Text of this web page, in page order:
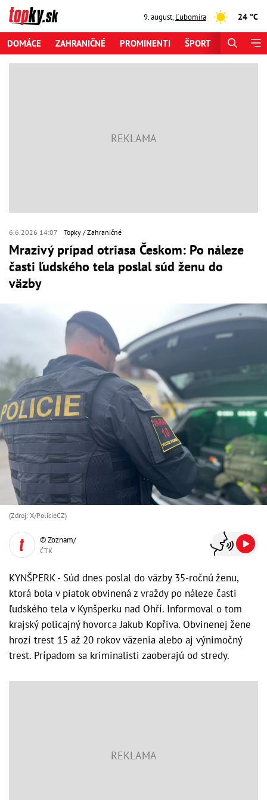
9. august,Ľubomíra 24 °C
DOMÁCE ZAHRANIČNÉ PROMINENTI ŠPORT
6.6.2026 14:07 Topky Zahraničné
Mrazivý prípad otriasa Českom: Po náleze
časti ľudského tela poslal súd ženu do
väzby
(Zdroj: X/PolicieCZ)
© Zoznam/
ČTK
KYNŠPERK - Súd dnes poslal do väzby 35-ročnú ženu,
ktorá bola v piatok obvinená z vraždy po náleze časti
ľudského tela v Kynšperku nad Ohří. Informoval o tom
krajský policajný hovorca Jakub Kopřiva. Obvinenej žene
hrozí trest 15 až 20 rokov väzenia alebo aj výnimočný
trest. Prípadom sa kriminalisti zaoberajú od stredy.